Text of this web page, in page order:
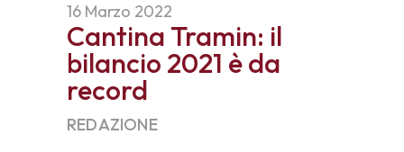
16 Marzo 2022
Cantina Tramin: il
bilancio 2021 è da
record
REDAZIONE